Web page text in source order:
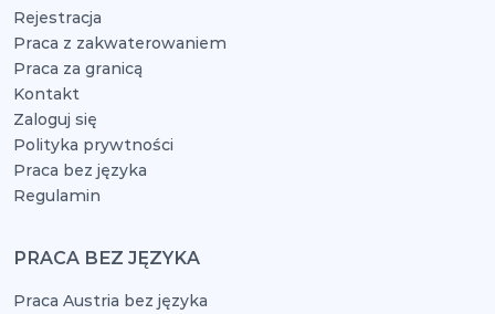
Rejestracja
Praca z zakwaterowaniem
Praca za granicą
Kontakt
Zaloguj się
Polityka prywtności
Praca bez języka
Regulamin
PRACA BEZ JĘZYKA
Praca Austria bez języka